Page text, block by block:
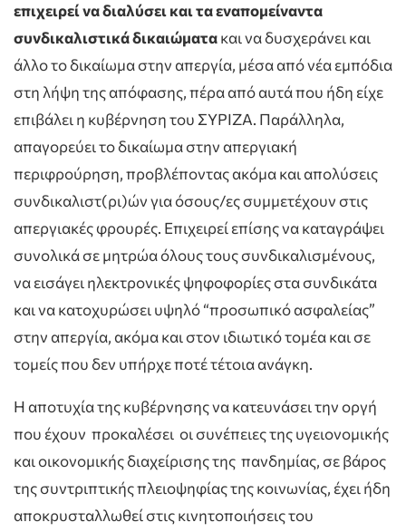
επιχειρεί να διαλύσει και τα εναπομείναντα
συνδικαλιστικά δικαιώματακαι να δυσχεράνει και
άλλο το δικαίωμα στην απεργία, μέσα από νέα εμπόδια
στη λήψη της απόφασης, πέρα από αυτά που ήδη είχε
επιβάλει η κυβέρνηση του ΣΥΡΙΖΑ. Παράλληλα,
απαγορεύει το δικαίωμα στην απεργιακή
περιφρούρηση, προβλέποντας ακόμα και απολύσεις
συνδικαλιστ(ρι)ών για όσους/ες συμμετέχουν στις
απεργιακές φρουρές. Επιχειρεί επίσης να καταγράψει
συνολικά σε μητρώα όλους τους συνδικαλισμένους,
να εισάγει ηλεκτρονικές ψηφοφορίες στα συνδικάτα
και να κατοχυρώσει υψηλό “προσωπικό ασφαλείας”
στην απεργία, ακόμα και στον ιδιωτικό τομέα και σε
τομείς που δεν υπήρχε ποτέ τέτοια ανάγκη.
Η αποτυχία της κυβέρνησης να κατευνάσει την οργή
που έχουν προκαλέσει οι συνέπειες της υγειονομικής
και οικονομικής διαχείρισης της πανδημίας, σε βάρος
της συντριπτικής πλειοψηφίας της κοινωνίας, έχει ήδη
αποκρυσταλλωθεί στις κινητοποιήσεις του